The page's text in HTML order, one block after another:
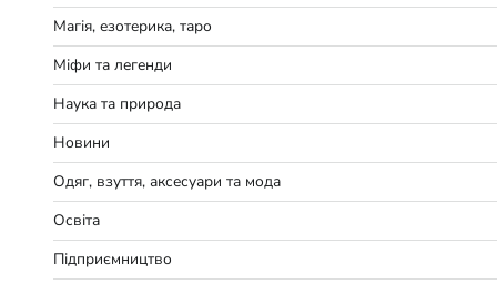
Магія, езотерика, таро
Міфи та легенди
Наука та природа
Новини
Одяг, взуття, аксесуари та мода
Освіта
Підприємництво